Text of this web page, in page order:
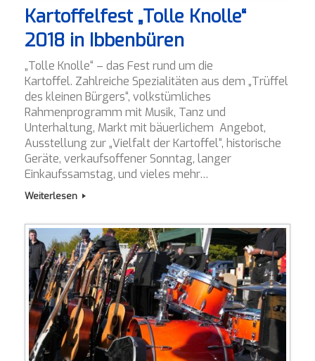
Kartoffelfest „Tolle Knolle“
2018 in Ibbenbüren
„Tolle Knolle“ – das Fest rund um die
Kartoffel. Zahlreiche Spezialitäten aus dem „Trüffel
des kleinen Bürgers“, volkstümliches
Rahmenprogramm mit Musik, Tanz und
Unterhaltung, Markt mit bäuerlichem Angebot,
Ausstellung zur „Vielfalt der Kartoffel“, historische
Geräte, verkaufsoffener Sonntag, langer
Einkaufssamstag, und vieles mehr…
Weiterlesen